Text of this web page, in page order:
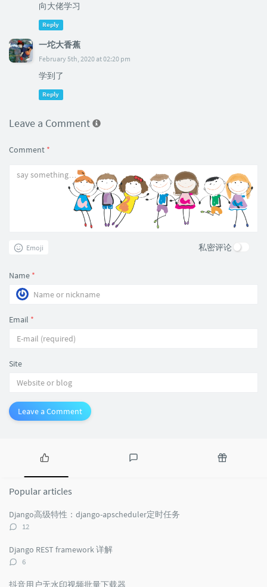
向大佬学习
Reply
一坨大香蕉
February 5th, 2020 at 02:20 pm
学到了
Reply
Leave a Comment
Comment *
Emoji 私密评论
Name *
Email *
Site
Leave a Comment
Popular
articles
Popular articles
Django高级特性：django-apscheduler定时任务
评
数：
12
Django REST framework 详解
评
数：
6
抖音用户无水印视频批量下载器